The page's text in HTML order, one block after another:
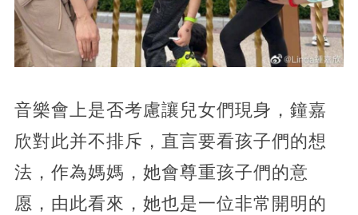
音樂會上是否考慮讓兒女們現身，鐘嘉
欣對此并不排斥，直言要看孩子們的想
法，作為媽媽，她會尊重孩子們的意
愿，由此看來，她也是一位非常開明的